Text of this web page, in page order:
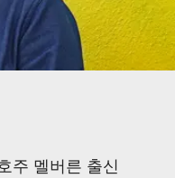
주 멜버른 출신